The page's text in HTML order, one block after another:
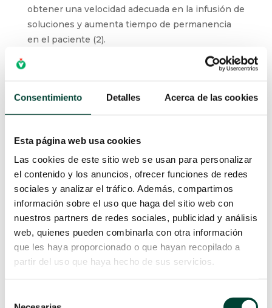
Consentimiento Detalles Acerca de las cookies
Esta página web usa cookies
Las cookies de este sitio web se usan para personalizar
el contenido y los anuncios, ofrecer funciones de redes
sociales y analizar el tráfico. Además, compartimos
información sobre el uso que haga del sitio web con
nuestros partners de redes sociales, publicidad y análisis
web, quienes pueden combinarla con otra información
que les haya proporcionado o que hayan recopilado a
partir del uso que haya hecho de sus servicios.
obtener una velocidad adecuada en la infusión de
soluciones y aumenta tiempo de permanencia
en el paciente (2).
PICC DE DOBLE
seguro para los neonatos, incluso, para
aquellos con muy bajo peso al nacer (
La elección del catéter debe ser consensuada
entre el equipo médico y la enfermería (1).Es de
extrema importancia que el enfermero
conozca los dispositivos disponibles, evalúe al
paciente y considere la terapia farmacológica
prescrita, para que así, pueda escoger el tipo
de PICC más apropiado siempre